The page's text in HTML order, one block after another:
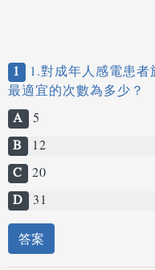
1
1.對成年人感電患
最適宜的次數為多少？
A 5
B
12
C 20
D 31
答案